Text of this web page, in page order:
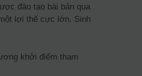
đào tạo bài bản qua
lợi thế cực lớn. Sinh
khởi điểm tham